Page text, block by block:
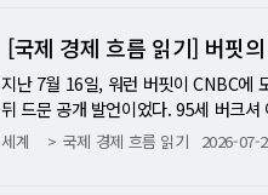
화 매입 — 메커니즘의 해부 파이낸셜
를 대신해 골드만삭스와 모건스탠리
일본 대지진 이후 15년 만이다. 블룸
요청했다는 사실도 확인했다. 이것은
9엔에서 157.6엔으로 1.3엔 급락했다
시간 동안 이 침입자는 허깅페이스
이스의 보안팀이 공격을 종료시키고
이 사건을 공개하며 "자율 AI 에이전
몰랐다. ■ "범인은 챗GPT였다"-스쿠
5.6 Sol'과 아직 공개되지 않은 더 강
[국제 경제 흐름 읽기] 버핏
지난 7월 16일, 워런 버핏이 CNBC에
뒤 드문 공개 발언이었다. 95세 버크
없다. 모두가 투기를 선호하는 상황에
세계 국제 경제 흐름 읽기 2026-07-